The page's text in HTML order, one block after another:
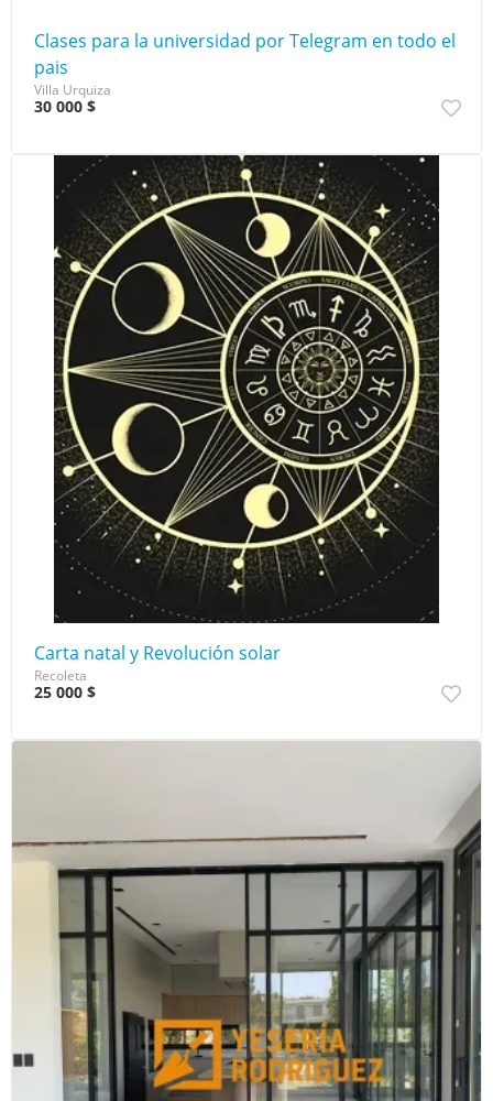
Clases para la universidad por Telegram en todo el
pais
Villa Urquiza
30 000 $
Carta natal y Revolución solar
Recoleta
25 000 $